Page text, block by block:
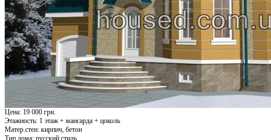
Цена: 19 000 грн.
Этажность: 1 этаж + мансарда + цоколь
Матер.стен: кирпич, бетон
Тип дома: русский стиль